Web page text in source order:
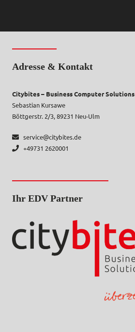
Adresse & Kontakt
Citybites – Business Computer Solutions
Sebastian Kursawe
Böttgerstr. 2/3, 89231 Neu-Ulm
service@citybites.de
+49731 2620001
Ihr EDV Partner